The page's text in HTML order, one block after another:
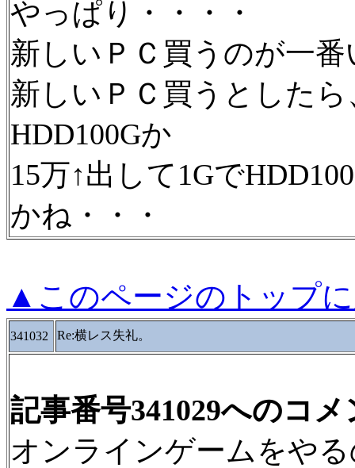
やっぱり・・・・
新しいＰＣ買うのが一
新しいＰＣ買うとした
HDD100Gか
15万↑出して1Gで
かね・・・
▲このページのトップ
341032 Re:横レス失礼。
記事番号341029へのコメ
オンラインゲームをや